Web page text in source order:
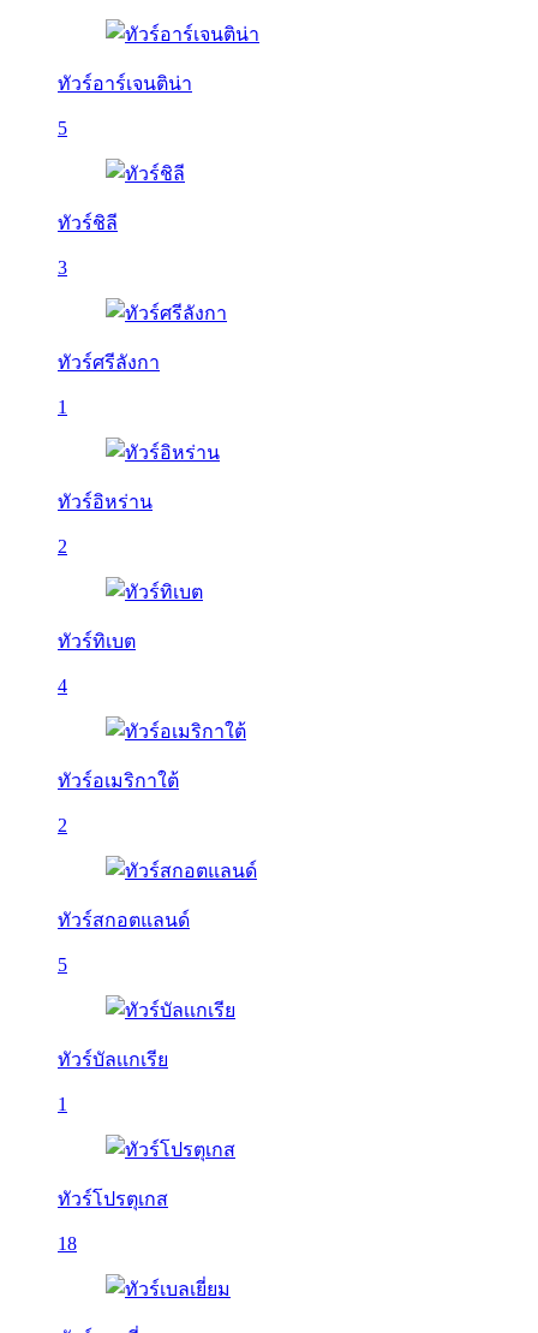
ทัวร์อาร์เจนติน่า
5
ทัวร์ชิลี
3
ทัวร์ศรีลังกา
1
ทัวร์อิหร่าน
2
ทัวร์ทิเบต
4
ทัวร์อเมริกาใต้
2
ทัวร์สกอตแลนด์
5
ทัวร์บัลเเกเรีย
1
ทัวร์โปรตุเกส
18